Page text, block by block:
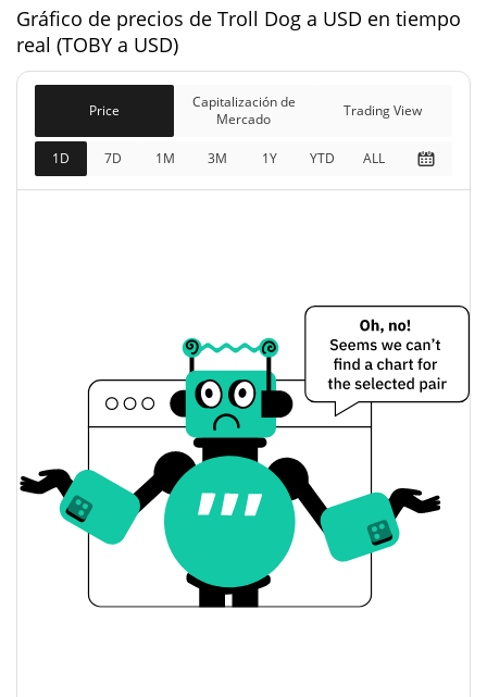
mercado
completamente diluida
$3752,97
Historial de precios de Troll Dog
Máximo histórico
ago. 10, 2025 (12 months
$0,0009447
99.60%
Gráfico de precios de Troll Dog a USD en tiempo
real (TOBY a USD)
Price
Capitalización de
Mercado
Trading View
1D 7D 1M 3M 1Y YTD ALL